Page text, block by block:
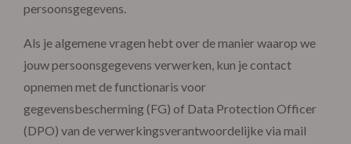
persoonsgegevens.
Als je algemene vragen hebt over de manier waarop we
jouw persoonsgegevens verwerken, kun je contact
opnemen met de functionaris voor
gegevensbescherming (FG) of Data Protection Officer
(DPO) van de verwerkingsverantwoordelijke via mail